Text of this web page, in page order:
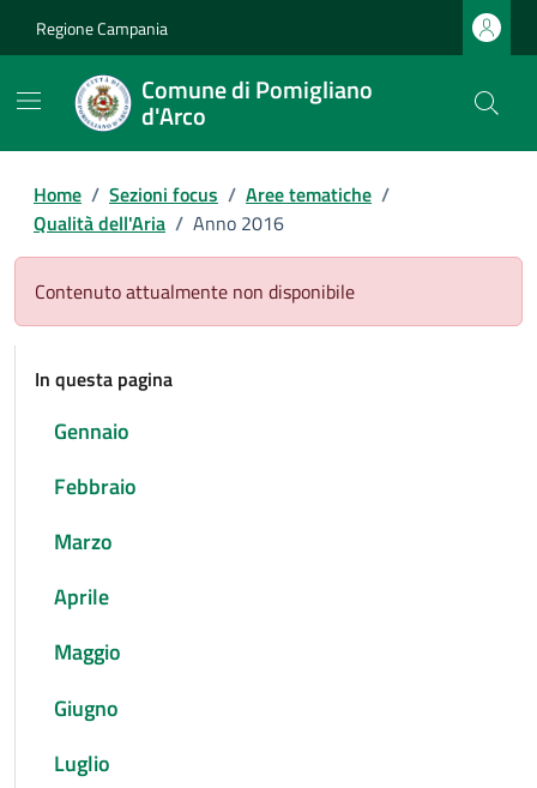
Regione Campania
Comune di Pomigliano
d'Arco
Home / Sezioni focus / Aree tematiche /
Qualità dell'Aria / Anno 2016
Contenuto attualmente non disponibile
In questa pagina
Gennaio
Febbraio
Marzo
Aprile
Maggio
Giugno
Luglio